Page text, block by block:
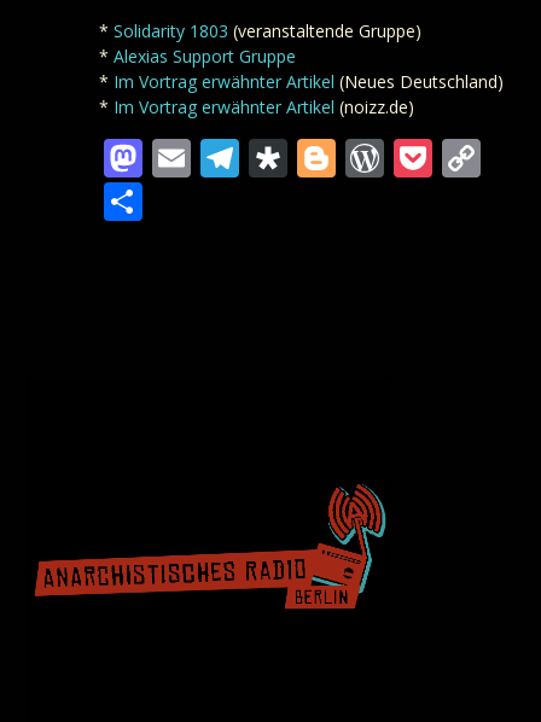
*Solidarity 1803 (veranstaltende Gruppe)
*Alexias Support Gruppe
* Im Vortrag erwähnter Artikel (Neues Deutschland)
* Im Vortrag erwähnter Artikel (noizz.de)
Mastodon
EmailTelegram
Diaspora
Blogger